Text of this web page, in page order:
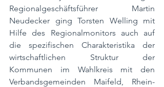
Regionalgeschäftsführer Martin
Neudecker ging Torsten Welling mit
Hilfe des Regionalmonitors auch auf
die spezifischen Charakteristika der
wirtschaftlichen Struktur der
Kommunen im Wahlkreis mit den
Verbandsgemeinden Maifeld, Rhein-